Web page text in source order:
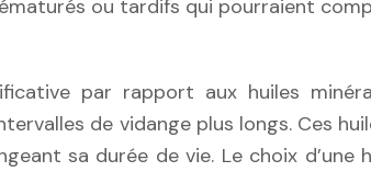
ou tardifs qui pourraient
par rapport aux huiles
de vidange plus longs. Ces
sa durée de vie. Le choix